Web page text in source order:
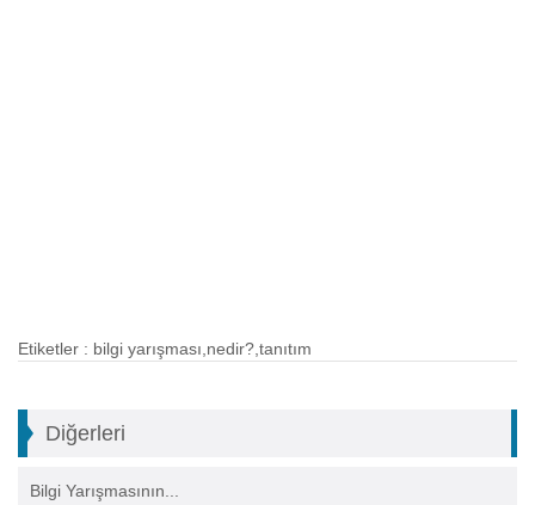
Etiketler : bilgi yarışması,nedir?,tanıtım
Diğerleri
Bilgi Yarışmasının...